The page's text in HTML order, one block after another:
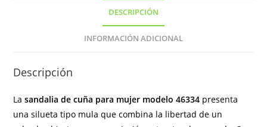
DESCRIPCIÓN
INFORMACIÓN ADICIONAL
Descripción
Lasandalia de cuña para mujer modelo 46334 presenta
una silueta tipo mula que combina la libertad de un